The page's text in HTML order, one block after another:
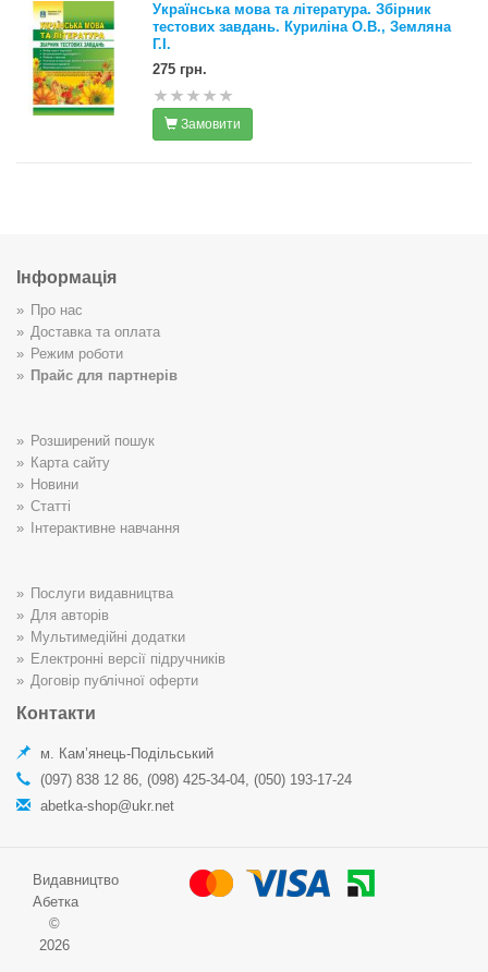
Українська мова та література. Збірник
тестових завдань. Куриліна О.В., Земляна
Г.І.
275 грн.
Замовити
Інформація
Про нас
Доставка та оплата
Режим роботи
Прайс для партнерів
Розширений пошук
Карта сайту
Новини
Статті
Інтерактивне навчання
Послуги видавництва
Для авторів
Мультимедійні додатки
Електронні версії підручників
Договір публічної оферти
Контакти
м. Кам’янець-Подільський
(097) 838 12 86, (098) 425-34-04, (050) 193-17-24
abetka-shop@ukr.net
Видавництво
Абетка
©
2026